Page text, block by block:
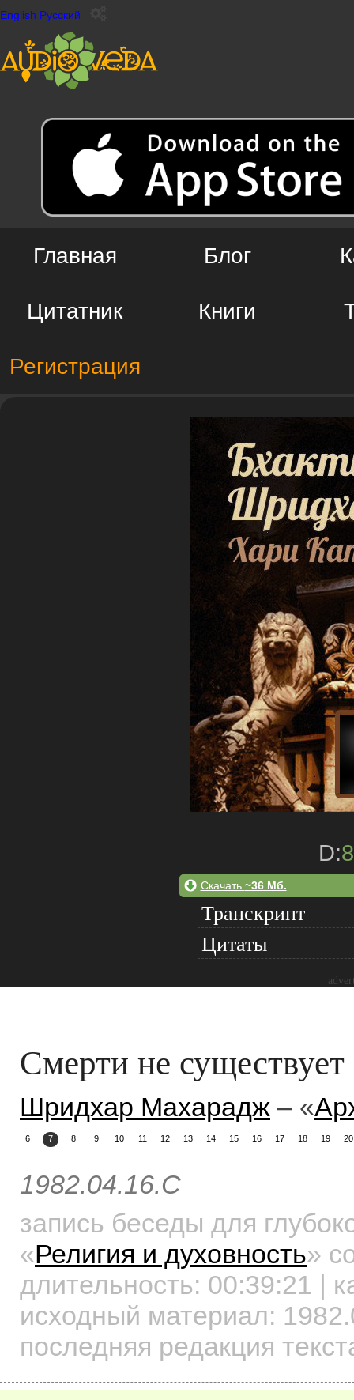
English Русский
Главная Блог
Цитатник Книги
Регистрация
D:
Скачать ~36 Мб.
Транскрипт
Цитаты
Смерти не существует
Шридхар Махарадж – «
6 7 8 9 10 11 12 13 14 15 16 17 18 19 20
1982.04.16.C
запись беседы для
«Религия и духовность»
длительность: 00:39:21 |
исходный материал:
последняя редакция